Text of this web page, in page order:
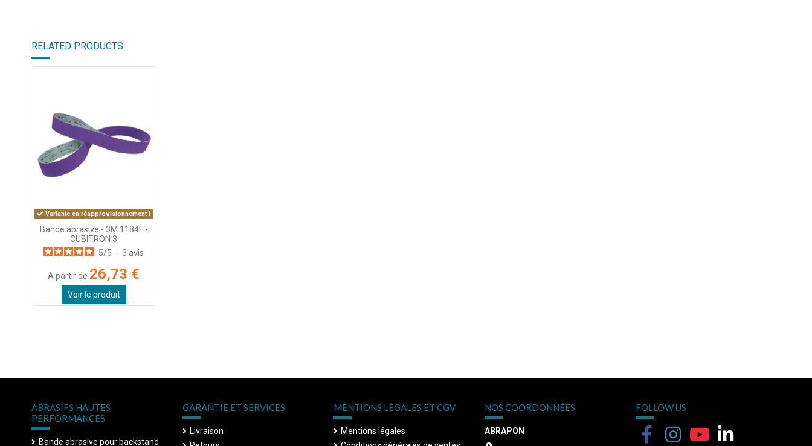
RELATED PRODUCTS
Variante en réapprovisionnement !
Bande abrasive - 3M 1184F -
CUBITRON 3
5/5 - 3 avis
A partir de 26,73 €
Voir le produit
ABRASIFS HAUTES
PERFORMANCES
Bande abrasive pour backstand
GARANTIE ET SERVICES
Livraison
MENTIONS LÉGALES ET CGV
Mentions légales
NOS COORDONNÉES
ABRAPON
FOLLOW US